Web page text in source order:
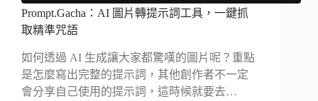
Prompt.Gacha：AI 圖片轉提示詞工具，一鍵抓
取精準咒語
如何透過 AI 生成讓大家都驚嘆的圖片呢？重點
是怎麼寫出完整的提示詞，其他創作者不一定
會分享自己使用的提示詞，這時候就要去…